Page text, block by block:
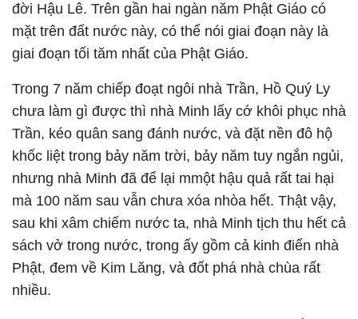
đời Hậu Lê. Trên gần hai ngàn năm Phật Giáo có
mặt trên đất nước này, có thể nói giai đoạn này là
giai đoạn tối tăm nhất của Phật Giáo.
Trong 7 năm chiếp đoạt ngôi nhà Trần, Hồ Quý Ly
chưa làm gì được thì nhà Minh lấy cớ khôi phục nhà
Trần, kéo quân sang đánh nước, và đặt nền đô hộ
khốc liệt trong bảy năm trời, bảy năm tuy ngắn ngủi,
nhưng nhà Minh đã để lại mmột hậu quả rất tai hại
mà 100 năm sau vẫn chưa xóa nhòa hết. Thật vậy,
sau khi xâm chiếm nước ta, nhà Minh tịch thu hết cả
sách vở trong nước, trong ấy gồm cả kinh điển nhà
Phật, đem về Kim Lăng, và đốt phá nhà chùa rất
nhiều.